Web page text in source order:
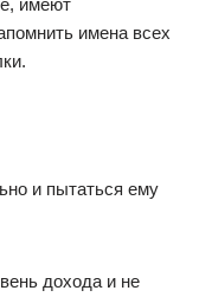
имена всех
и пытаться ему
дохода и не